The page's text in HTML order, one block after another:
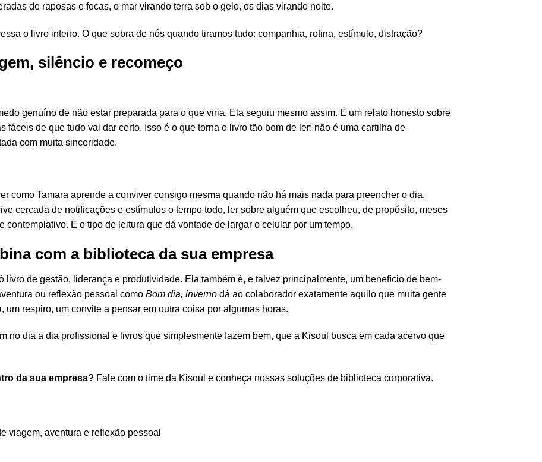
de raposas e focas, o mar virando terra sob o gelo, os dias virando noite.
o livro inteiro. O que sobra de nós quando tiramos tudo: companhia, rotina, estímulo, distração?
silêncio e recomeço
genuíno de não estar preparada para o que viria. Ela seguiu mesmo assim. É um relato honesto sobre
fáceis de que tudo vai dar certo. Isso é o que torna o livro tão bom de ler: não é uma cartilha de
com muita sinceridade.
como Tamara aprende a conviver consigo mesma quando não há mais nada para preencher o dia.
cercada de notificações e estímulos o tempo todo, ler sobre alguém que escolheu, de propósito, meses
contemplativo. É o tipo de leitura que dá vontade de largar o celular por um tempo.
com a biblioteca da sua empresa
livro de gestão, liderança e produtividade. Ela também é, e talvez principalmente, um benefício de bem-
ou reflexão pessoal comoBom dia, inverno dá ao colaborador exatamente aquilo que muita gente
um respiro, um convite a pensar em outra coisa por algumas horas.
no dia a dia profissional e livros que simplesmente fazem bem, que a Kisoul busca em cada acervo que
da sua empresa? Fale com o time da Kisoul e conheça nossas soluções de biblioteca corporativa.
viagem, aventura e reflexão pessoal